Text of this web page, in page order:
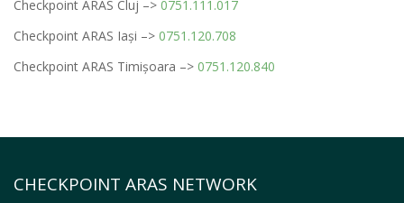
Checkpoint ARAS Cluj –> 0751.111.017
Checkpoint ARAS Iași –> 0751.120.708
Checkpoint ARAS Timișoara –> 0751.120.840
CHECKPOINT ARAS NETWORK